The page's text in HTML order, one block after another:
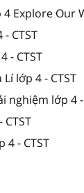
4 Explore Our
CTST
- CTST
lớp 4 - CTST
nghiệm lớp 4 -
4 - CTST